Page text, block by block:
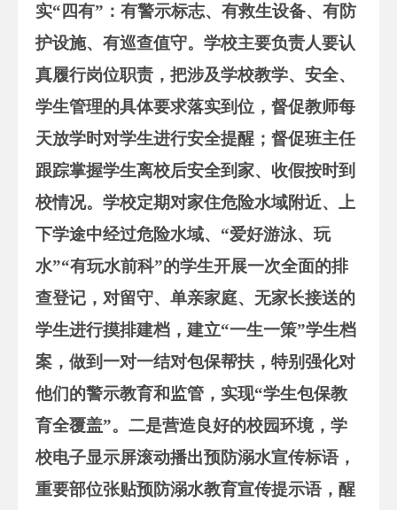
实“四有”：有警示标志、有救生设备、有防
护设施、有巡查值守。学校主要负责人要认
真履行岗位职责，把涉及学校教学、安全、
学生管理的具体要求落实到位，督促教师每
天放学时对学生进行安全提醒；督促班主任
跟踪掌握学生离校后安全到家、收假按时到
校情况。学校定期对家住危险水域附近、上
下学途中经过危险水域、“爱好游泳、玩
水”“有玩水前科”的学生开展一次全面的排
查登记，对留守、单亲家庭、无家长接送的
学生进行摸排建档，建立“一生一策”学生档
案，做到一对一结对包保帮扶，特别强化对
他们的警示教育和监管，实现“学生包保教
育全覆盖”。 二是营造良好的校园环境，学
校电子显示屏滚动播出预防溺水宣传标语，
重要部位张贴预防溺水教育宣传提示语，醒